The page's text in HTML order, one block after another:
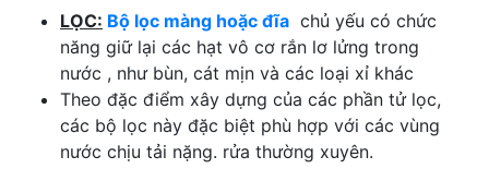
LỌC: Bộ lọc màng hoặc đĩa chủ yếu có chức
năng giữ lại các hạt vô cơ rắn lơ lửng trong
nước , như bùn, cát mịn và các loại xỉ khác
Theo đặc điểm xây dựng của các phần tử lọc,
các bộ lọc này đặc biệt phù hợp với các vùng
nước chịu tải nặng. rửa thường xuyên.